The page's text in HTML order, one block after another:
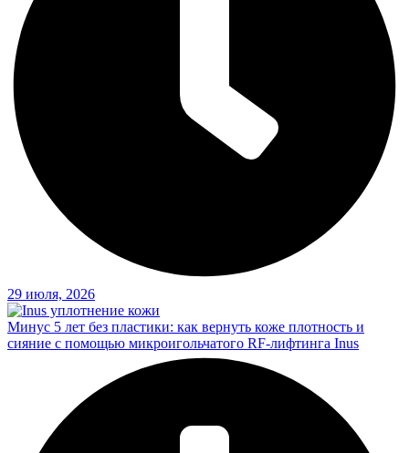
29 июля, 2026
Минус 5 лет без пластики: как вернуть коже плотность и
сияние с помощью микроигольчатого RF-лифтинга Inus